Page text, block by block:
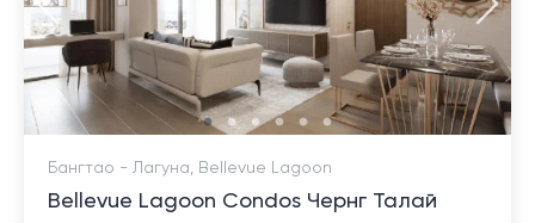
Бангтао - Лагуна, Bellevue Lagoon
Bellevue Lagoon Condos Чернг Талай